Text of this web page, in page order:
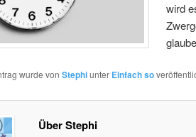
wird
wurde von Stephiunter Einfach so
Über Stephi